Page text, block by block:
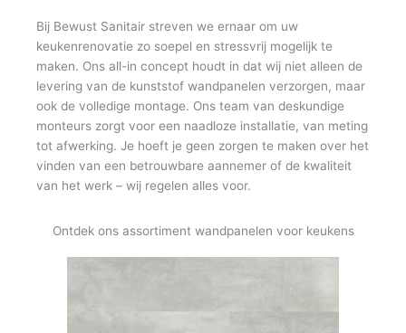
Bij Bewust Sanitair streven we ernaar om uw
keukenrenovatie zo soepel en stressvrij mogelijk te
maken. Ons all-in concept houdt in dat wij niet alleen de
levering van de kunststof wandpanelen verzorgen, maar
ook de volledige montage. Ons team van deskundige
monteurs zorgt voor een naadloze installatie, van meting
tot afwerking. Je hoeft je geen zorgen te maken over het
vinden van een betrouwbare aannemer of de kwaliteit
van het werk – wij regelen alles voor.
Ontdek ons assortiment wandpanelen voor keukens